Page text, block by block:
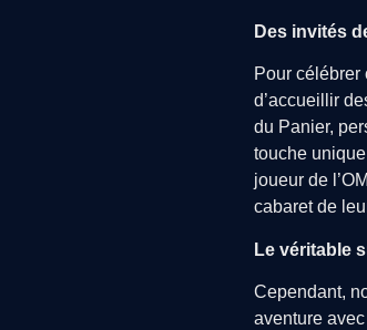
Des invités
Pour
d’accueillir
du Panier,
touche
joueur de
cabaret de
Le véritable
Cependant,
aventure